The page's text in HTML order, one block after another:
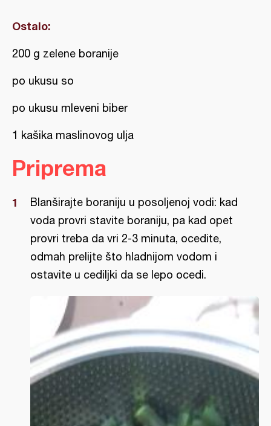
Ostalo:
200 g zelene boranije
po ukusu so
po ukusu mleveni biber
1 kašika maslinovog ulja
Priprema
Blanširajte boraniju u posoljenoj vodi: kad
voda provri stavite boraniju, pa kad opet
provri treba da vri 2-3 minuta, ocedite,
odmah prelijte što hladnijom vodom i
ostavite u cediljki da se lepo ocedi.